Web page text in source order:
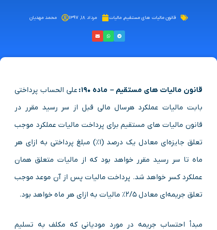
قانون مالیات های مستقیم,مالیات مرداد ۱۸, ۱۳۹۷ محمد مهدیان
قانون مالیات های مستقیم – ماده ۱۹۰:
علی الحساب پرداختی
بابت مالیات عملکرد هرسال مالی قبل از سر رسید مقرر در
قانون مالیات های مستقیم برای پرداخت مالیات ‌عملکرد موجب
تعلق جایزه‌ای معادل یک درصد (۱%) مبلغ ‌پرداختی به ازای هر
ماه تا سر رسید مقرر خواهد بود که از مالیات‌ متعلق همان
عملکرد کسر خواهد شد. پرداخت مالیات پس از آن‌ موعد موجب
تعلق جریمه‌ای معادل ۲/۵% مالیات به ازای هر ماه ‌خواهد بود.
مبدأ احتساب جریمه در مورد مودیانی که مکلف به تسلیم